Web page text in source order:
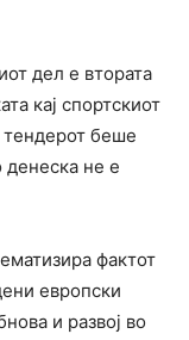
дел е втората
кај спортскиот
тендерот беше
денеска не е
фактот
европски
и развој во